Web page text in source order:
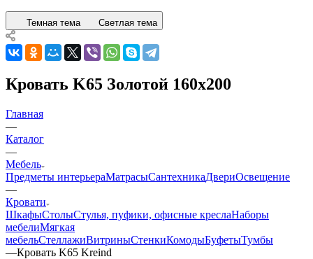
Темная тема Светлая тема
Кровать K65 Золотой 160x200
Главная
—
Каталог
—
Мебель
Предметы интерьераМатрасыСантехникаДвериОсвещение
—
Кровати
ШкафыСтолыСтулья, пуфики, офисные креслаНаборы
мебелиМягкая
мебельСтеллажиВитриныСтенкиКомодыБуфетыТумбы
—Кровать K65 Kreind